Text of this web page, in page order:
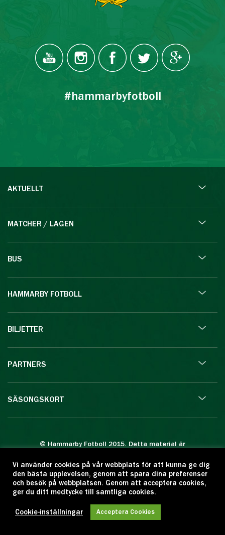
#hammarbyfotboll
AKTUELLT
MATCHER / LAGEN
BUS
HAMMARBY FOTBOLL
BILJETTER
PARTNERS
SÄSONGSKORT
© Hammarby Fotboll 2015. Detta material är
Eftertryck eller annan kopiering är förbjuden.
Citera oss gärna men ange källan:
www.hammarbyfotboll.se. Ansvarig utgivare:
Love Gustafsson.
Vi använder cookies på vår webbplats för att kunna ge dig
den bästa upplevelsen, genom att spara dina preferenser
och besök på webbplatsen. Genom att acceptera cookies,
ger du ditt medtycke till samtliga cookies.
Cookie-inställningar Acceptera Cookies